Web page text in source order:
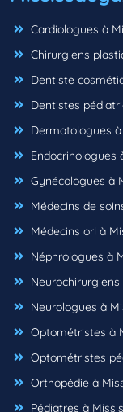
Cardiologues à
Chirurgiens
Dentiste
Dentistes
Dermatologues
Endocrinologues
Gynécologues à
Médecins de
Médecins orl à
Néphrologues à
Neurologues à
Optométristes à
Optométristes
Orthopédie à
Pédiatres à